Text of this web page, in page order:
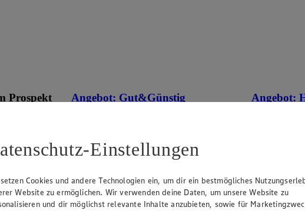
Prospekt
deines
an.
Angebot: Gut&Günstig
Festpreis von 1.49€
Angebot:
aus
Einstellungen
Cookies und andere Technologien ein, um dir ein bestmögliches
Website zu ermöglichen. Wir verwenden deine Daten, um unsere Website zu
und dir möglichst relevante Inhalte anzubieten, sowie für